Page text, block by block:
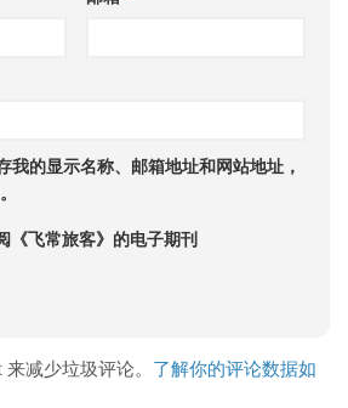
我的显示名称、邮箱地址和网站地址，
《飞常旅客》的电子期刊
减少垃圾评论。 了解你的评论数据如